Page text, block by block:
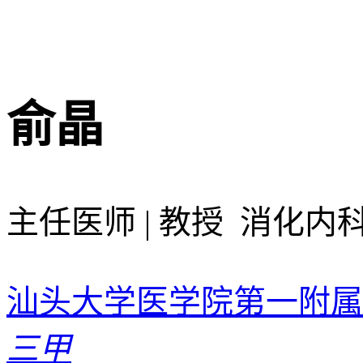
俞晶
主任医师 | 教授 消化内
汕头大学医学院第一附
三甲